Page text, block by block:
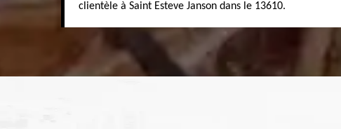
clientèle à Saint Esteve Janson dans le 13610.